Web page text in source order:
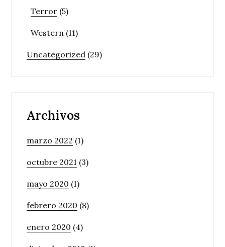
Terror (5)
Western (11)
Uncategorized (29)
Archivos
marzo 2022 (1)
octubre 2021 (3)
mayo 2020 (1)
febrero 2020 (8)
enero 2020 (4)